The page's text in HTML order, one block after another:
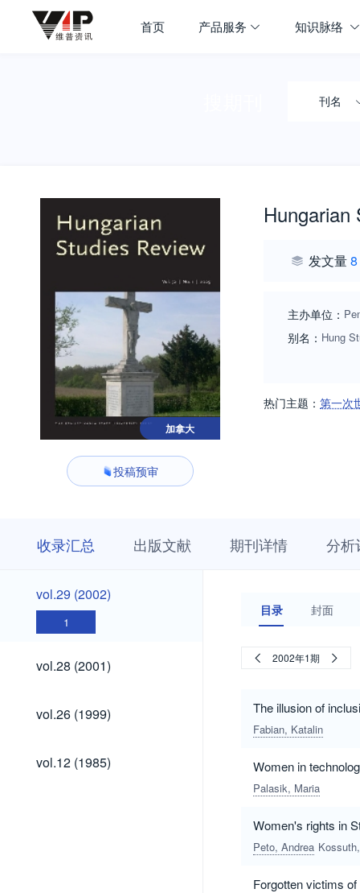
首页 产品服务 知识脉络
刊名
加拿大
投稿预审
Hungarian
发文量8
主办单位：
别名： Hung
热门主题： 第一次
收录汇总 出版文献 期刊详情 分析
vol.29
(2002)
vol.29 (2002)
1
vol.28
(2001)
vol.28 (2001)
vol.26
(1999)
vol.26 (1999)
vol.12
(1985)
vol.12 (1985)
目录 封面
2002年1期
The illusion of
Fabian, Katalin
Women in
Palasik, Maria
Women's rights in
Peto, Andrea
Forgotten victims